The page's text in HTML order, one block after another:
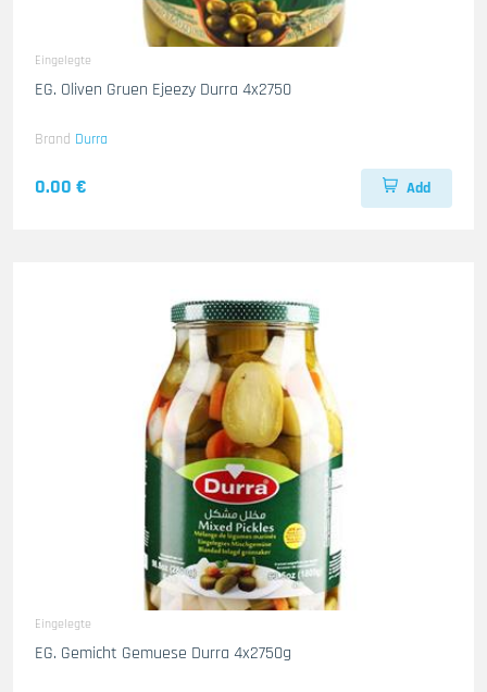
Eingelegte
EG. Oliven Gruen Ejeezy Durra 4x2750
Brand Durra
0.00 € Add
Eingelegte
EG. Gemicht Gemuese Durra 4x2750g